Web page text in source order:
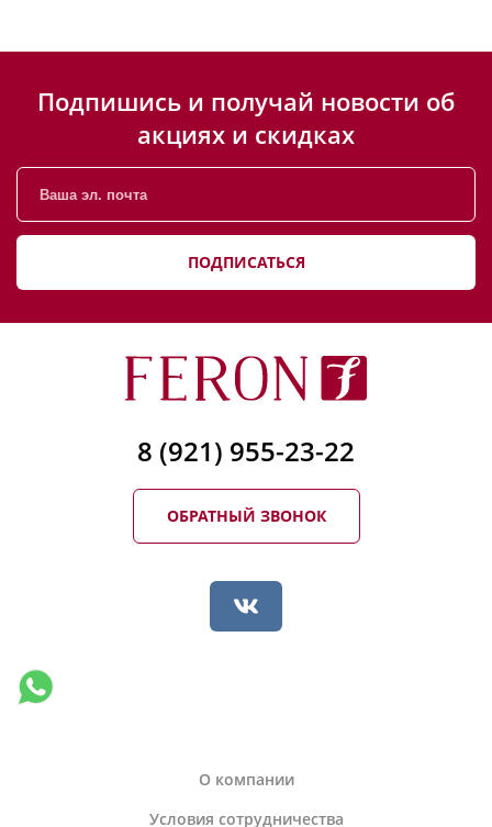
Подпишись и получай новости об
акциях и скидках
ПОДПИСАТЬСЯ
8 (921) 955-23-22
ОБРАТНЫЙ ЗВОНОК
О компании
Условия сотрудничества